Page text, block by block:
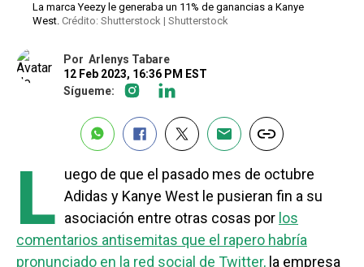
La marca Yeezy le generaba un 11% de ganancias a Kanye
West. Crédito: Shutterstock | Shutterstock
Por Arlenys Tabare
12 Feb 2023, 16:36 PM EST
Sígueme:
L uego de que el pasado mes de octubre
Adidas y Kanye West le pusieran fin a su
asociación entre otras cosas por los
comentarios antisemitas que el rapero habría
pronunciado en la red social de Twitter, la empresa